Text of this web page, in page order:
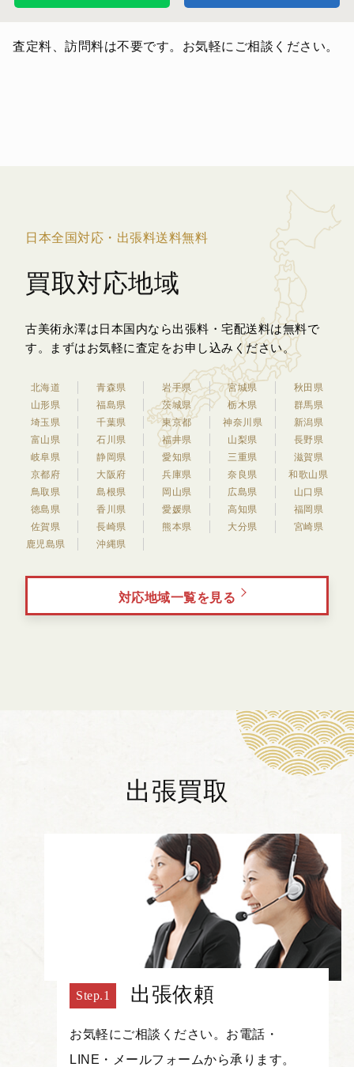
査定料、訪問料は不要です。お気軽にご相談ください。
日本全国対応・出張料送料無料
買取対応地域
古美術永澤は日本国内なら出張料・宅配送料は無料で
す。
まずはお気軽に査定をお申し込みください。
北海道 青森県 岩手県 宮城県
秋田県
山形県
福島県 茨城県 栃木県
群馬県
埼玉県
千葉県 東京都 神奈川県
新潟県
富山県
石川県 福井県 山梨県
長野県
岐阜県
静岡県 愛知県 三重県
滋賀県
京都府
大阪府 兵庫県 奈良県
和歌山県
鳥取県
島根県 岡山県 広島県
山口県
徳島県
香川県 愛媛県 高知県
福岡県
佐賀県
長崎県 熊本県 大分県
宮崎県
鹿児島県
沖縄県
対応地域一覧を見る
出張買取
出張依頼
お気軽にご相談ください。お電話・
LINE・メールフォームから承ります。